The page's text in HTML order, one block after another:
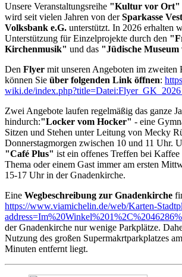
Unsere Veranstaltungsreihe "Kultur vor Ort"
wird seit vielen Jahren von derSparkasse Vest
Volksbank e.G. unterstützt. In 2026 erhalten
Unterstützung für Einzelprojekte durch den
Kirchenmusik" und das "Jüdische Museum
Den Flyer mit unseren Angeboten im zweiten
können Sie über folgenden Link öffnen:
wiki.de/
Zwei Angebote laufen regelmäßig das ganze
hindurch:"Locker vom Hocker" - eine
Sitzen und Stehen unter Leitung von Mecky
Donnerstagmorgen zwischen 10 und 11 Uhr.
"Café Plus" ist ein offenes Treffen bei
Thema oder einem Gast immer am ersten
15-17 Uhr in der Gnadenkirche.
Eine Wegbeschreibung zur Gnadenkirche
https://www.viamichelin.de/web/Karten-
der Gnadenkirche nur wenige Parkplätze.
Nutzung des großen Supermakrtparkplatzes
Minuten entfernt liegt.